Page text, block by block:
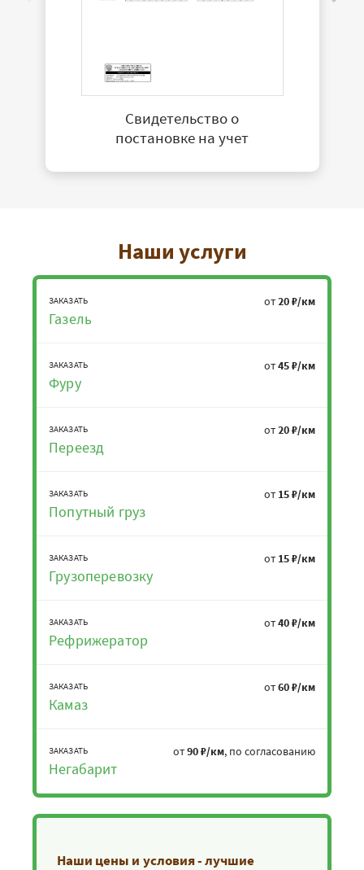
Свидетельство о
постановке на учет
Наши услуги
ЗАКАЗАТЬ
Газель
от20 ₽/км
ЗАКАЗАТЬ
Фуру
от45 ₽/км
ЗАКАЗАТЬ
Переезд
от20 ₽/км
ЗАКАЗАТЬ
Попутный груз
от 15 ₽/км
ЗАКАЗАТЬ
Грузоперевозку
от 15 ₽/км
ЗАКАЗАТЬ
Рефрижератор
от40 ₽/км
ЗАКАЗАТЬ
Камаз
от60 ₽/км
ЗАКАЗАТЬ
Негабарит
от90 ₽/км, по согласованию
Наши цены и условия - лучшие